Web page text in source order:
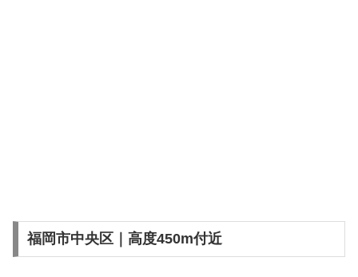
福岡市中央区｜高度450m付近